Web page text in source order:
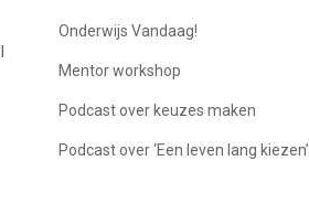
Onderwijs Vandaag!
Mentor workshop
Podcast over keuzes maken
Podcast over ‘Een leven lang kiezen’